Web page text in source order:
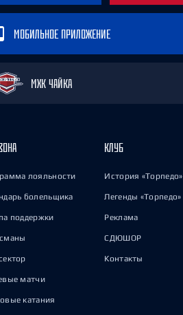
МОБИЛЬНОЕ ПРИЛОЖЕНИЕ
МХК ЧАЙКА
лояльности
болельщика
поддержки
матчи
катания
КЛУБ
История «Торпедо»
Легенды «Торпедо»
Реклама
СДЮШОР
Контакты